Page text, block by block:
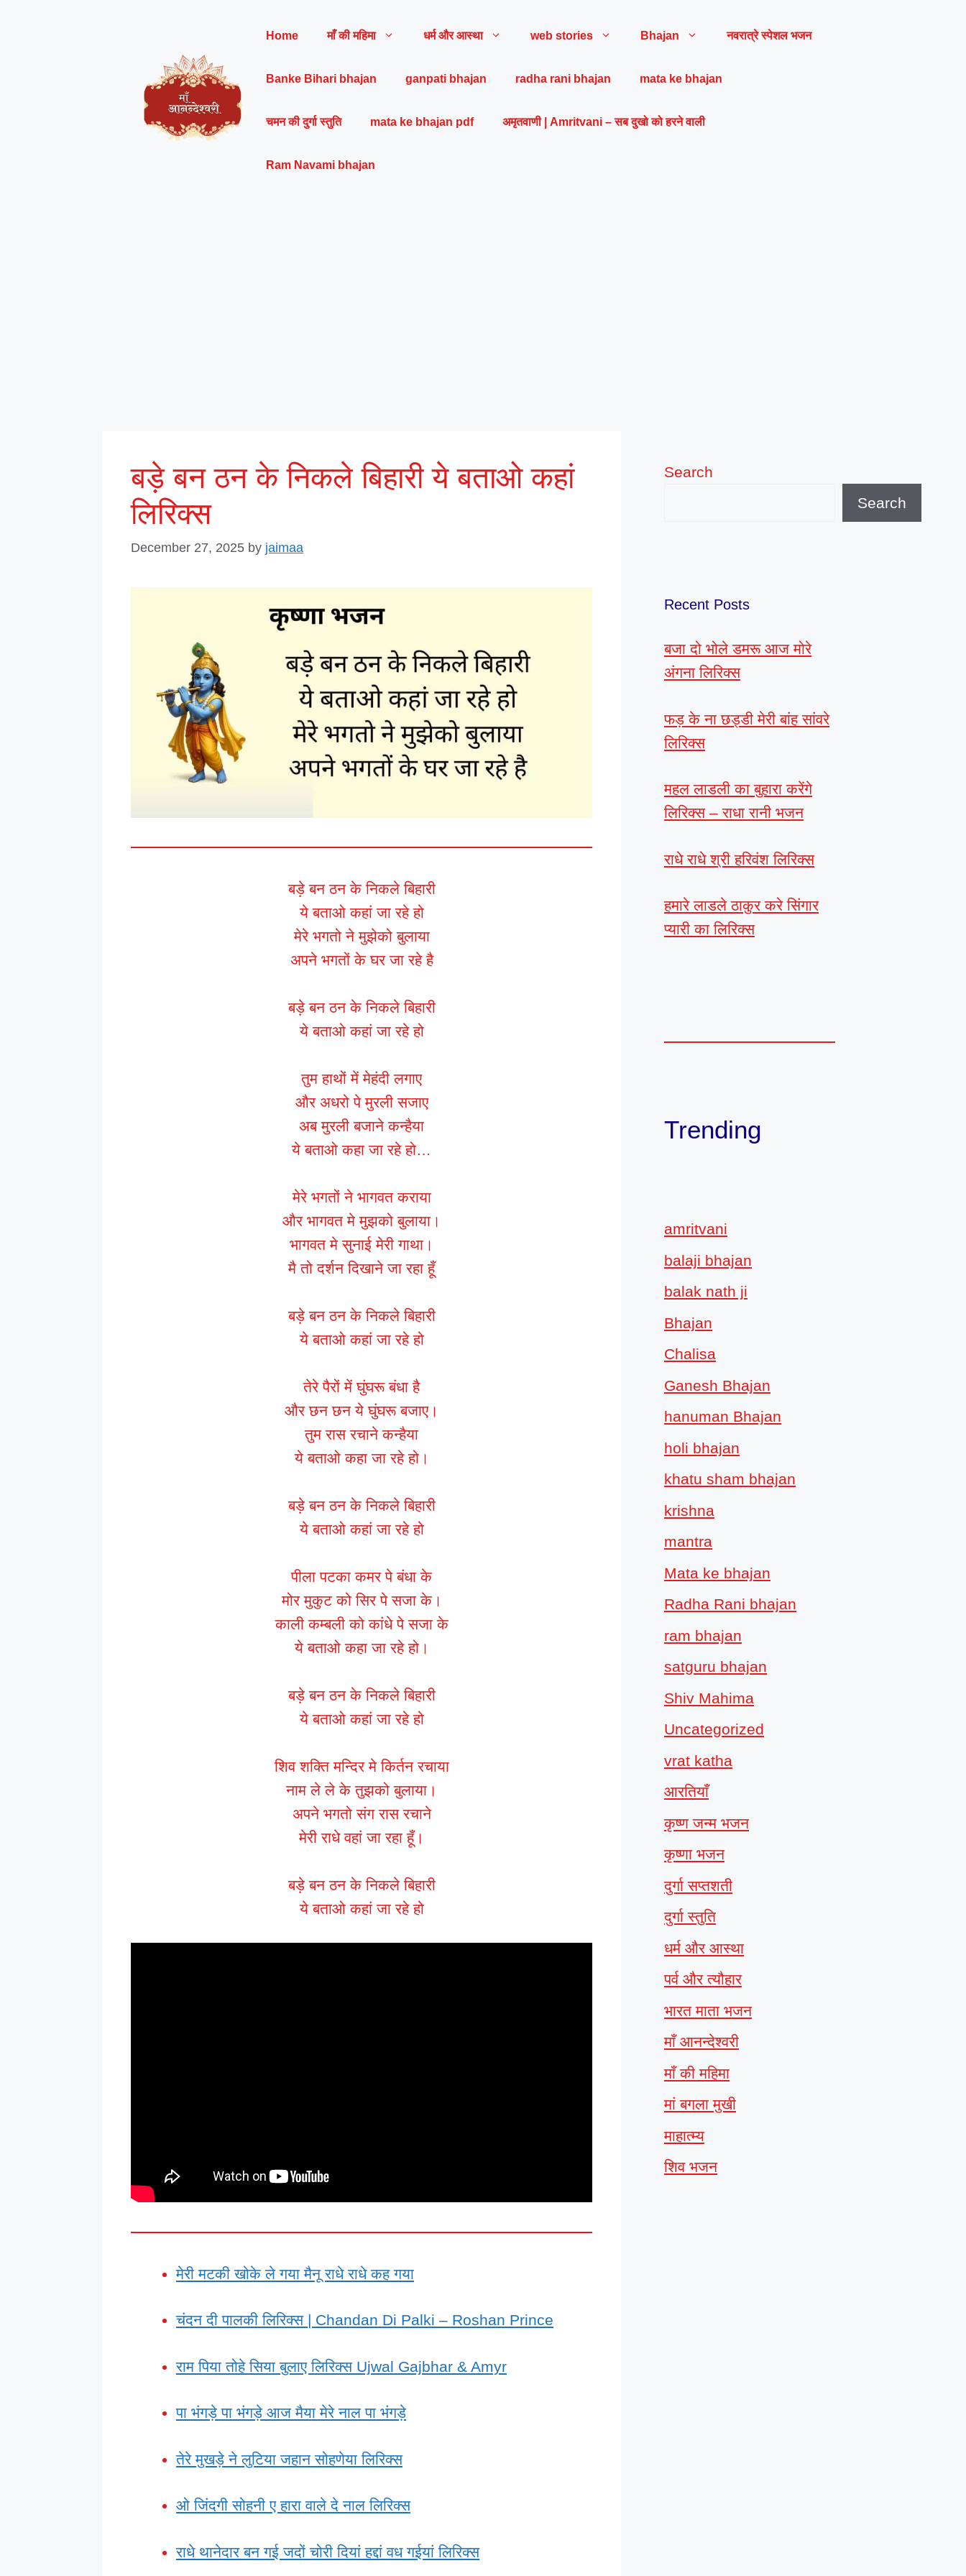
Home माँ की महिमा धर्म और आस्था web stories Bhajan नवरात्रे स्पेशल भजन
Banke Bihari bhajan ganpati bhajan radha rani bhajan mata ke bhajan
चमन की दुर्गा स्तुति mata ke bhajan pdf अमृतवाणी | Amritvani – सब दुखो को हरने वाली
Ram Navami bhajan
बड़े बन ठन के निकले बिहारी ये बताओ कहां
लिरिक्स
December 27, 2025 by jaimaa
बड़े बन ठन के निकले बिहारी
ये बताओ कहां जा रहे हो
मेरे भगतो ने मुझेको बुलाया
अपने भगतों के घर जा रहे है
बड़े बन ठन के निकले बिहारी
ये बताओ कहां जा रहे हो
तुम हाथों में मेहंदी लगाए
और अधरो पे मुरली सजाए
अब मुरली बजाने कन्हैया
ये बताओ कहा जा रहे हो…
मेरे भगतों ने भागवत कराया
और भागवत मे मुझको बुलाया।
भागवत मे सुनाई मेरी गाथा।
मै तो दर्शन दिखाने जा रहा हूँ
बड़े बन ठन के निकले बिहारी
ये बताओ कहां जा रहे हो
तेरे पैरों में घुंघरू बंधा है
और छन छन ये घुंघरू बजाए।
तुम रास रचाने कन्हैया
ये बताओ कहा जा रहे हो।
बड़े बन ठन के निकले बिहारी
ये बताओ कहां जा रहे हो
पीला पटका कमर पे बंधा के
मोर मुकुट को सिर पे सजा के।
काली कम्बली को कांधे पे सजा के
ये बताओ कहा जा रहे हो।
बड़े बन ठन के निकले बिहारी
ये बताओ कहां जा रहे हो
शिव शक्ति मन्दिर मे किर्तन रचाया
नाम ले ले के तुझको बुलाया।
अपने भगतो संग रास रचाने
मेरी राधे वहां जा रहा हूँ।
बड़े बन ठन के निकले बिहारी
ये बताओ कहां जा रहे हो
मेरी मटकी खोके ले गया मैनू राधे राधे कह गया
चंदन दी पालकी लिरिक्स | Chandan Di Palki – Roshan Prince
राम पिया तोहे सिया बुलाए लिरिक्स Ujwal Gajbhar & Amyr
पा भंगड़े पा भंगड़े आज मैया मेरे नाल पा भंगड़े
तेरे मुखड़े ने लुटिया जहान सोहणेया लिरिक्स
ओ जिंदगी सोहनी ए हारा वाले दे नाल लिरिक्स
राधे थानेदार बन गई जदों चोरी दियां हद्दां वध गईयां लिरिक्स
Search
Search
Recent Posts
बजा दो भोले डमरू आज मोरे
अंगना लिरिक्स
फड़ के ना छड्डी मेरी बांह सांवरे
लिरिक्स
महल लाडली का बुहारा करेंगे
लिरिक्स – राधा रानी भजन
राधे राधे श्री हरिवंश लिरिक्स
हमारे लाडले ठाकुर करे सिंगार
प्यारी का लिरिक्स
Trending
amritvani
balaji bhajan
balak nath ji
Bhajan
Chalisa
Ganesh Bhajan
hanuman Bhajan
holi bhajan
khatu sham bhajan
krishna
mantra
Mata ke bhajan
Radha Rani bhajan
ram bhajan
satguru bhajan
Shiv Mahima
Uncategorized
vrat katha
आरतियाँ
कृष्ण जन्म भजन
कृष्णा भजन
दुर्गा सप्तशती
दुर्गा स्तुति
धर्म और आस्था
पर्व और त्यौहार
भारत माता भजन
माँ आनन्देश्वरी
माँ की महिमा
मां बगला मुखी
माहात्म्य
शिव भजन